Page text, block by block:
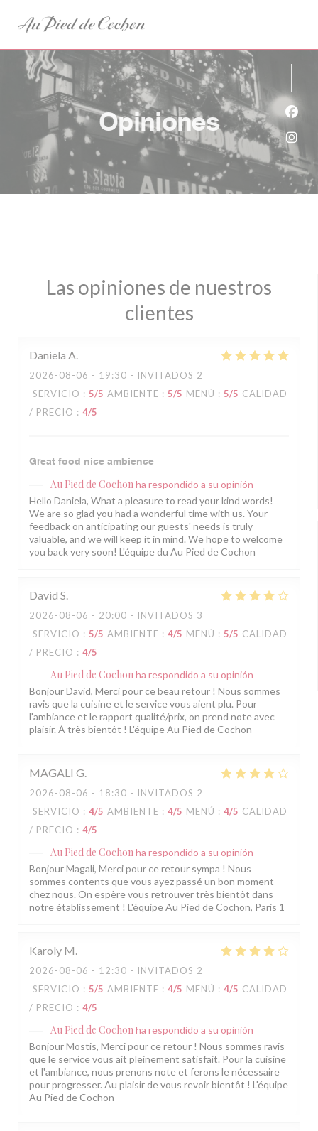
Opiniones
Las opiniones de nuestros
clientes
Daniela A
2026-08-06 - 19:30 - INVITADOS 2
SERVICIO : 5/5 AMBIENTE : 5/5 MENÚ : 5/5 CALIDAD
/ PRECIO : 4/5
Great food nice ambience
Au Pied de Cochonha respondido a su opinión
Hello Daniela, What a pleasure to read your kind words!
We are so glad you had a wonderful time with us. Your
feedback on anticipating our guests' needs is truly
valuable, and we will keep it in mind. We hope to welcome
you back very soon! L'équipe du Au Pied de Cochon
David S
2026-08-06 - 20:00 - INVITADOS 3
SERVICIO : 5/5 AMBIENTE : 4/5 MENÚ : 5/5 CALIDAD
/ PRECIO : 4/5
Au Pied de Cochonha respondido a su opinión
Bonjour David, Merci pour ce beau retour ! Nous sommes
ravis que la cuisine et le service vous aient plu. Pour
l'ambiance et le rapport qualité/prix, on prend note avec
plaisir. À très bientôt ! L'équipe Au Pied de Cochon
MAGALI G
2026-08-06 - 18:30 - INVITADOS 2
SERVICIO : 4/5 AMBIENTE : 4/5 MENÚ : 4/5 CALIDAD
/ PRECIO : 4/5
Au Pied de Cochonha respondido a su opinión
Bonjour Magali, Merci pour ce retour sympa ! Nous
sommes contents que vous ayez passé un bon moment
chez nous. On espère vous retrouver très bientôt dans
notre établissement ! L'équipe Au Pied de Cochon, Paris 1
Karoly M
2026-08-06 - 12:30 - INVITADOS 2
SERVICIO : 5/5 AMBIENTE : 4/5 MENÚ : 4/5 CALIDAD
/ PRECIO : 4/5
Au Pied de Cochonha respondido a su opinión
Bonjour Mostis, Merci pour ce retour ! Nous sommes ravis
que le service vous ait pleinement satisfait. Pour la cuisine
et l'ambiance, nous prenons note et ferons le nécessaire
pour progresser. Au plaisir de vous revoir bientôt ! L'équipe
Au Pied de Cochon